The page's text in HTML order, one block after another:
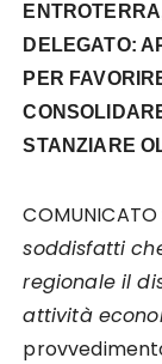
DELEGATO:
PER
STANZIARE
COMUNICATO
soddisfatti
regionale il
attività